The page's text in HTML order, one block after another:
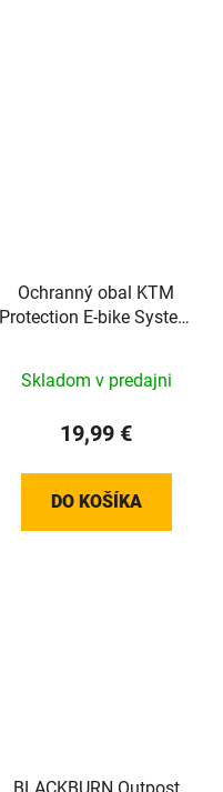
Ochranný obal KTM
Protection E-bike System
Skladom v predajni
19,99 €
DO KOŠÍKA